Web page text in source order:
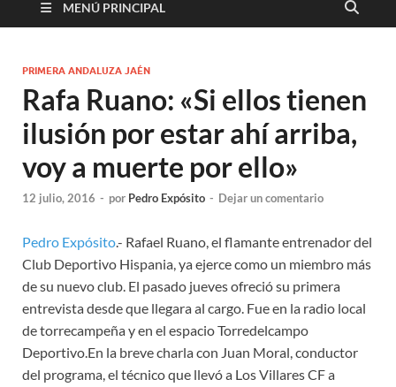
MENÚ PRINCIPAL
PRIMERA ANDALUZA JAÉN
Rafa Ruano: «Si ellos tienen
ilusión por estar ahí arriba,
voy a muerte por ello»
12 julio, 2016 - por Pedro Expósito - Dejar un comentario
Pedro Expósito.- Rafael Ruano, el flamante entrenador del
Club Deportivo Hispania, ya ejerce como un miembro más
de su nuevo club. El pasado jueves ofreció su primera
entrevista desde que llegara al cargo. Fue en la radio local
de torrecampeña y en el espacio Torredelcampo
Deportivo.En la breve charla con Juan Moral, conductor
del programa, el técnico que llevó a Los Villares CF a